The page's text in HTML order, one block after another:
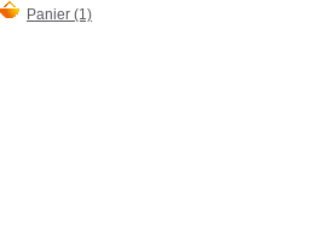
Panier (1)